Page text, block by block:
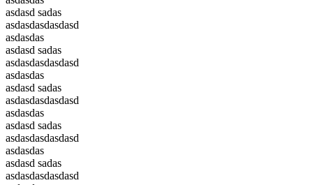
asdasd sadas
asdasdasdasdasd
asdasdas
asdasd sadas
asdasdasdasdasd
asdasdas
asdasd sadas
asdasdasdasdasd
asdasdas
asdasd sadas
asdasdasdasdasd
asdasdas
asdasd sadas
asdasdasdasdasd